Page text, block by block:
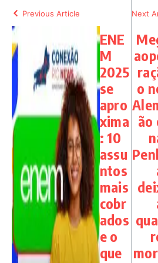
Previous Article
ENE
M
2025
se
apro
xima
: 10
assu
ntos
mais
cobr
ados
e o
que
Next
o
ão